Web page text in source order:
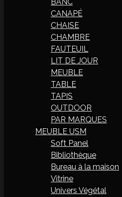
CANAPÉ
CHAISE
CHAMBRE
FAUTEUIL
LIT DE JOUR
MEUBLE
TABLE
TAPIS
OUTDOOR
PAR MARQUES
MEUBLE USM
Soft Panel
Bibliothèque
Bureau à la maison
Vitrine
Univers Végétal